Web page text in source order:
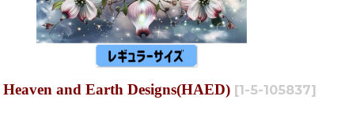
and Earth Designs(HAED) [1-5-105837]